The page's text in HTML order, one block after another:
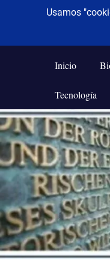
Saltar
al
contenido
De
Frases,
Humor,
Tecnología
y
Viajes
Inicio
Tecnología